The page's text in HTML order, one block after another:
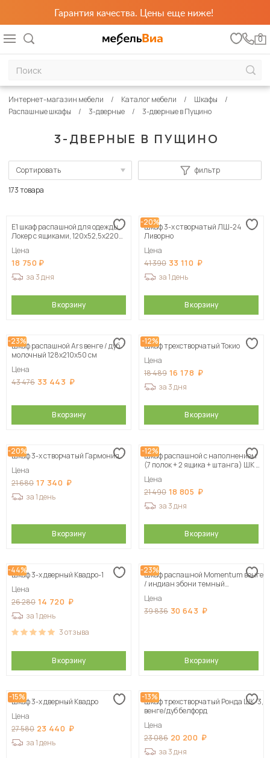
Гарантия качества. Цены еще ниже!
0
3-ДВЕРНЫЕ В ПУЩИНО
Интернет-магазин мебели Каталог мебели
Шкафы
Распашные шкафы
3-дверные 3-дверные в Пущино
Сортировать
Сначала дорогие
фильтр
173 товара
Е1 шкаф распашной для одежды
Локер с ящиками, 120х52,5х220
Цена
18 750
за 3 дня
В корзину
-20%
Шкаф 3-х створчатый ЛШ-24
Ливорно
Цена
41 390 33 110
за 1 день
В корзину
-23%
Шкаф распашной Ars венге / дуб
молочный 128х210х50 см
Цена
43 476 33 443
В корзину
-12%
Шкаф трехстворчатый Токио
Цена
18 489 16 178
за 3 дня
В корзину
-20%
Шкаф 3-х створчатый Гармония
Цена
21 680 17 340
за 1 день
В корзину
-12%
Шкаф распашной с наполнением
(7 полок + 2 ящика + штанга) ШК 5
Цена
21 490 18 805
за 3 дня
В корзину
-44%
Шкаф 3-х дверный Квадро-1
Цена
26 280 14 720
за 1 день
3отзыва
В корзину
-23%
Шкаф распашной Momentum венге
/ индиан эбони темный
Цена
39 836 30 643
В корзину
-15%
Шкаф 3-х дверный Квадро
Цена
27 580 23 440
за 1 день
-13%
Шкаф трехстворчатый Ронда ШК-3,
венге/дуб белфорд
Цена
23 086 20 200
за 3 дня